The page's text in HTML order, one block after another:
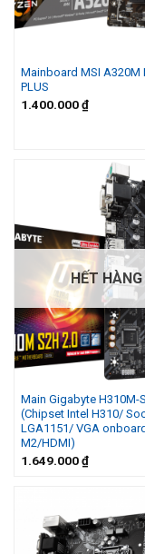
Mainboard MSI A320M
PLUS
1.400.000₫
HẾT HÀNG
Main Gigabyte H310M-
(Chipset Intel H310/
LGA1151/ VGA
M2/HDMI)
1.649.000₫